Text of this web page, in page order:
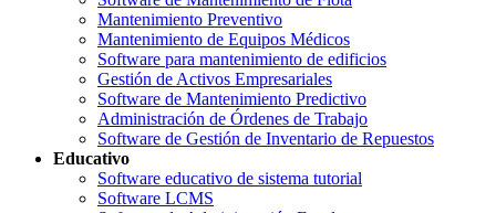
Mantenimiento Preventivo
Mantenimiento de Equipos Médicos
Software para mantenimiento de edificios
Gestión de Activos Empresariales
Software de Mantenimiento Predictivo
Administración de Órdenes de Trabajo
Software de Gestión de Inventario de Repuestos
Educativo
Software educativo de sistema tutorial
Software LCMS